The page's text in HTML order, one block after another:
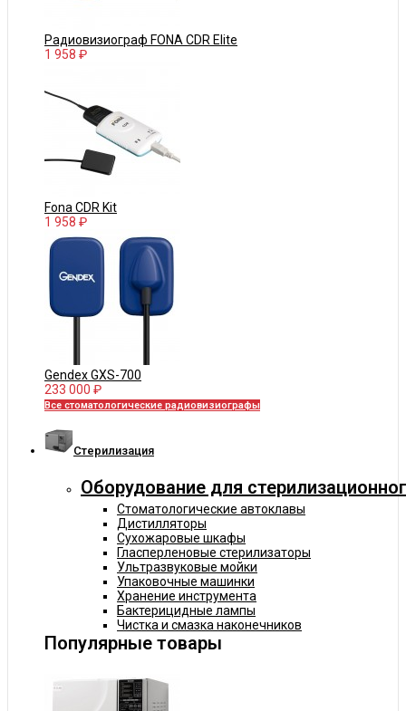
Радиовизиограф FONA CDR Elite
1 958 ₽
Fona CDR Kit
1 958 ₽
Gendex GXS-700
233 000 ₽
Все стоматологические радиовизиографы
Cтерилизация
Оборудование для
Стоматологические автоклавы
Дистилляторы
Сухожаровые шкафы
Гласперленовые стерилизаторы
Ультразвуковые мойки
Упаковочные машинки
Хранение инструмента
Бактерицидные лампы
Чистка и смазка наконечников
Популярные товары